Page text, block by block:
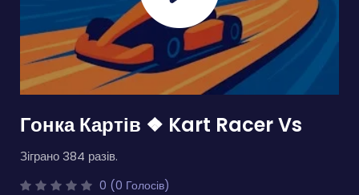
Гонка Картів ❖ Kart Racer Vs
Зіграно 384 разів.
0 (0 Голосів)